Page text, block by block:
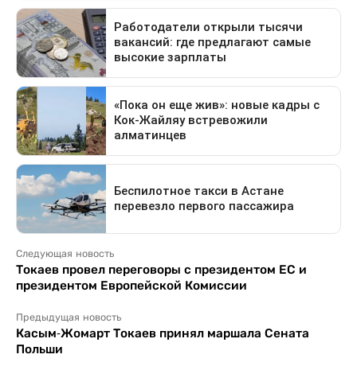
Следующая новость
Токаев провел переговоры с президентом ЕС и
президентом Европейской Комиссии
Предыдущая новость
Касым-Жомарт Токаев принял маршала Сената
Польши